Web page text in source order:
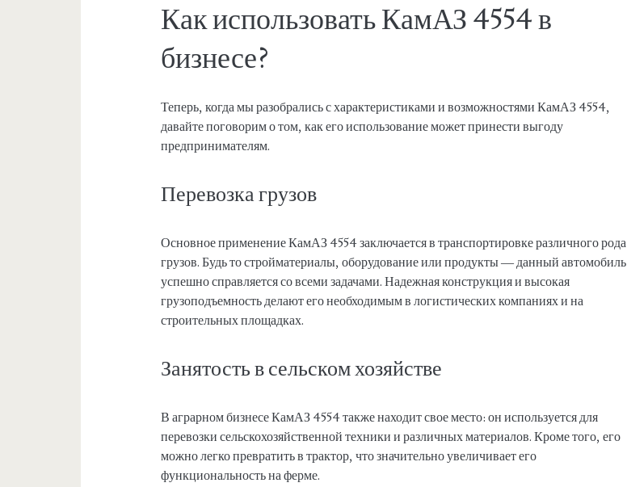
Как использовать КамАЗ 4554 в
бизнесе?
Теперь, когда мы разобрались с характеристиками и возможностями КамАЗ 4554,
давайте поговорим о том, как его использование может принести выгоду
предпринимателям.
Перевозка грузов
Основное применение КамАЗ 4554 заключается в транспортировке различного рода
грузов. Будь то стройматериалы, оборудование или продукты — данный автомобиль
успешно справляется со всеми задачами. Надежная конструкция и высокая
грузоподъемность делают его необходимым в логистических компаниях и на
строительных площадках.
Занятость в сельском хозяйстве
В аграрном бизнесе КамАЗ 4554 также находит свое место: он используется для
перевозки сельскохозяйственной техники и различных материалов. Кроме того, его
можно легко превратить в трактор, что значительно увеличивает его
функциональность на ферме.